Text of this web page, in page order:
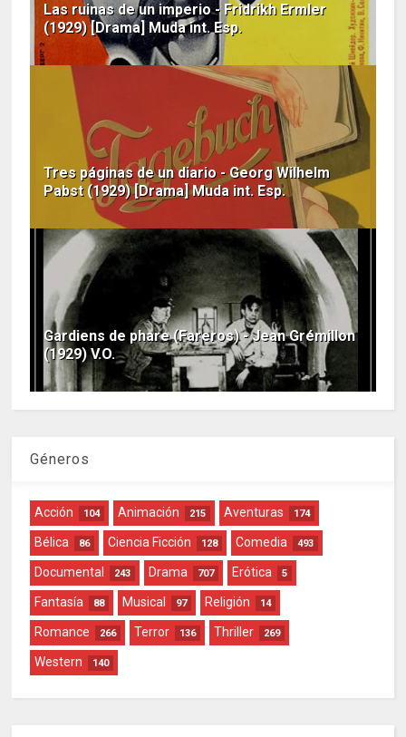
Las ruinas de un imperio - Fridrikh Ermler
(1929) [Drama] Muda int. Esp.
Tres páginas de un diario - Georg Wilhelm
Pabst (1929) [Drama] Muda int. Esp.
Gardiens de phare (Fareros) - Jean Grémillon
(1929) V.O.
Géneros
Acción 104 Animación 215 Aventuras 174
Bélica 86 Ciencia Ficción 128 Comedia 493
Documental 243 Drama 707 Erótica 5
Fantasía 88 Musical 97 Religión 14
Romance 266 Terror 136 Thriller 269
Western 140